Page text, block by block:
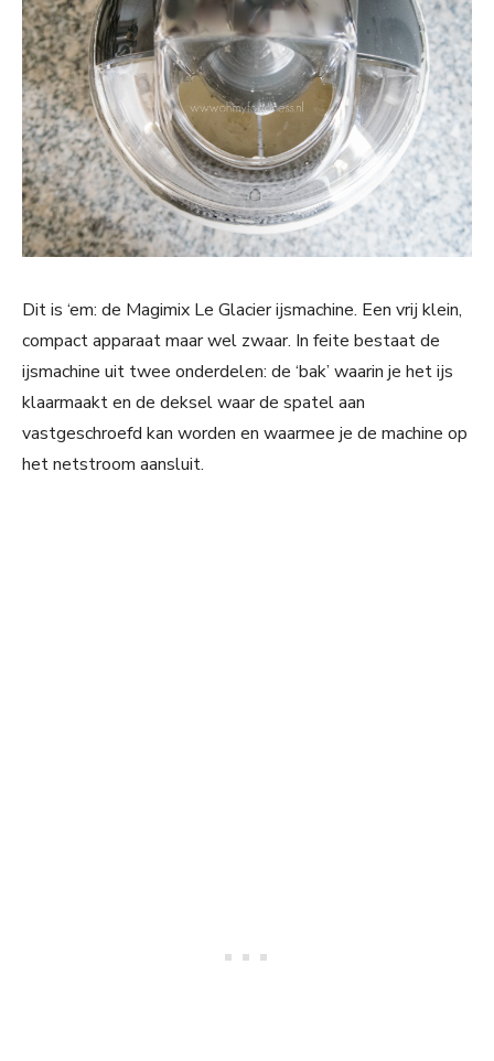
Dit is ‘em: de Magimix Le Glacier ijsmachine. Een vrij klein,
compact apparaat maar wel zwaar. In feite bestaat de
ijsmachine uit twee onderdelen: de ‘bak’ waarin je het ijs
klaarmaakt en de deksel waar de spatel aan
vastgeschroefd kan worden en waarmee je de machine op
het netstroom aansluit.